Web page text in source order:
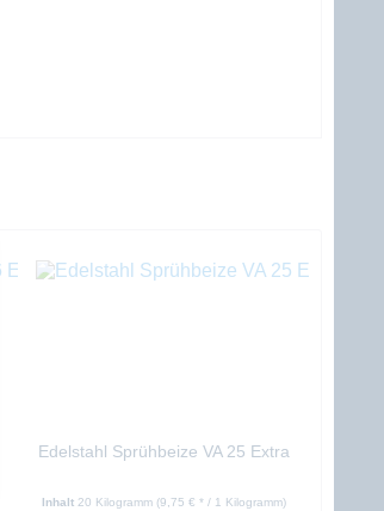
Edelstahl Sprühbeize VA 25 Extra
Inhalt 20 Kilogramm (9,75 € * / 1 Kilogramm)